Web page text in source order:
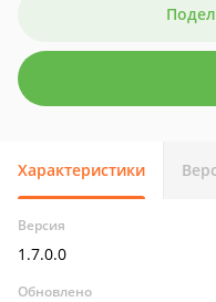
Характеристики
Версия
1.7.0.0
Обновлено